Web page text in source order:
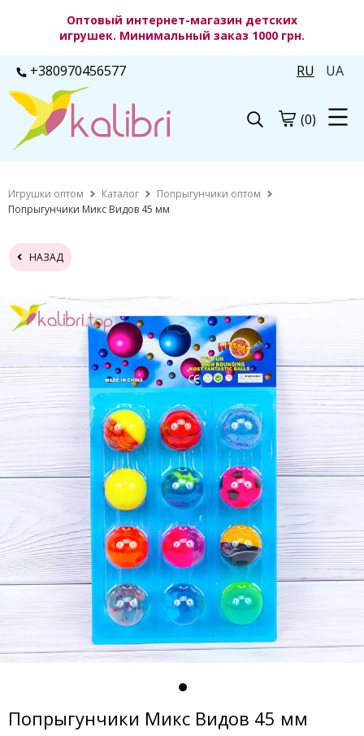
Оптовый интернет-магазин детских
игрушек. Минимальный заказ 1000 грн.
+380970456577 RU UA
(0)
Игрушки оптом Каталог
Попрыгунчики оптом
Попрыгунчики Микс Видов 45 мм
НАЗАД
Попрыгунчики Микс Видов 45 мм